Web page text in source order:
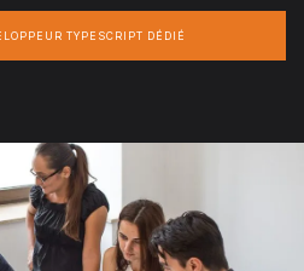
TYPESCRIPT DÉDIÉ